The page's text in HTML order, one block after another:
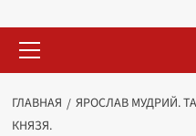
меню
ГЛАВНАЯ
ЯРОСЛАВ МУДРИЙ.
КНЯЗЯ.